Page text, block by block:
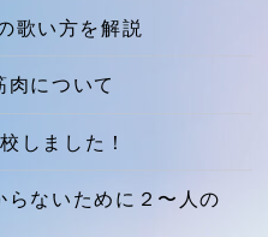
い方を解説
肉について
しました！
ないために２〜人の